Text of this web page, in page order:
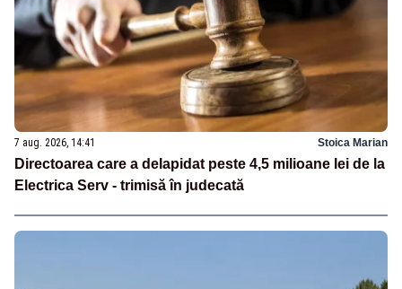
7 aug. 2026, 14:41 Stoica Marian
Directoarea care a delapidat peste 4,5 milioane lei de la
Electrica Serv - trimisă în judecată